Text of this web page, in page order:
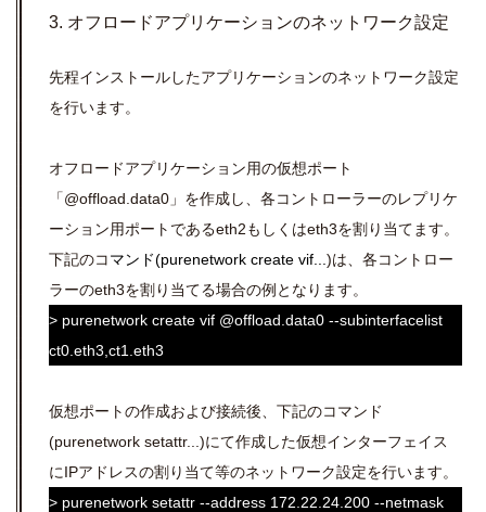
3. オフロードアプリケーションのネットワーク設定
先程インストールしたアプリケーションのネットワーク設定
を行います。
オフロードアプリケーション用の仮想ポート
「@offload.data0」 を作成し、各コントローラーのレプリケ
ーション用ポートであるeth2もしくはeth3を割り当てます。
下記のコマンド(purenetwork create vif... )は、各コントロー
ラーのeth3を割り当てる場合の例となります。
> purenetwork create vif @offload.data0 --subinterfacelist
ct0.eth3,ct1.eth3
仮想ポートの作成および接続後、下記のコマンド
(purenetwork setattr...)にて作成した仮想インターフェイス
にIPアドレスの割り当て等のネットワーク設定を行います。
> purenetwork setattr --address 172.22.24.200 --netmask